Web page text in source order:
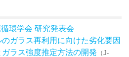
環学会 研究発表会
ガラス再利用に向けた劣化要因
ラス強度推定方法の開発 （J-